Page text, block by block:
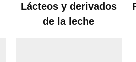
Lácteos y derivados
de la leche